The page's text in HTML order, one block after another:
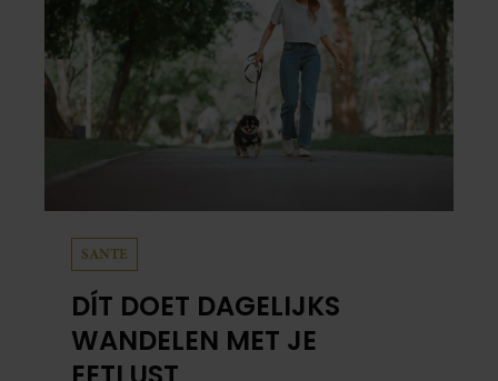
SANTE
DÍT DOET DAGELIJKS
WANDELEN MET JE